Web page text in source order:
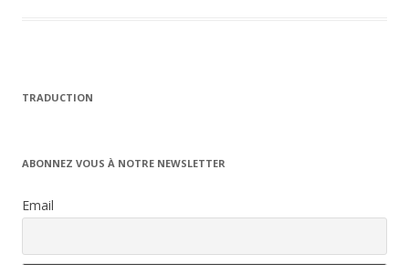
TRADUCTION
ABONNEZ VOUS À NOTRE NEWSLETTER
Email